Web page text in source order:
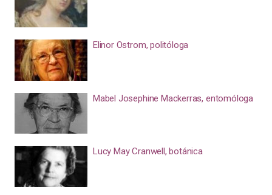
Elinor Ostrom, politóloga
Mabel Josephine Mackerras, entomóloga
Lucy May Cranwell, botánica